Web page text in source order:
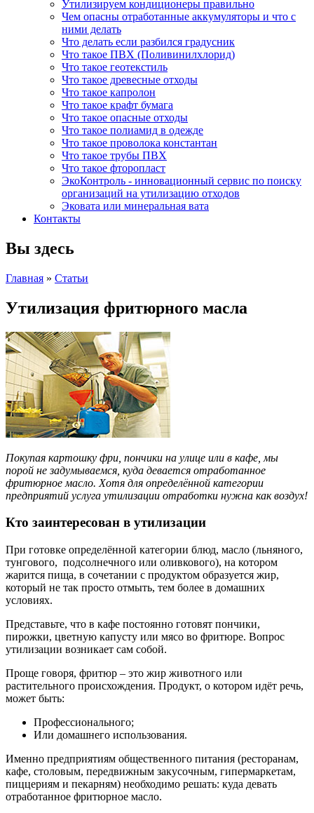
Утилизируем кондиционеры правильно
Чем опасны отработанные аккумуляторы и что с
ними делать
Что делать если разбился градусник
Что такое ПВХ (Поливинилхлорид)
Что такое геотекстиль
Что такое древесные отходы
Что такое капролон
Что такое крафт бумага
Что такое опасные отходы
Что такое полиамид в одежде
Что такое проволока константан
Что такое трубы ПВХ
Что такое фторопласт
ЭкоКонтроль - инновационный сервис по поиску
организаций на утилизацию отходов
Эковата или минеральная вата
Контакты
Вы здесь
Главная » Статьи
Утилизация фритюрного масла
Покупая картошку фри, пончики на улице или в кафе, мы
порой не задумываемся, куда девается отработанное
фритюрное масло. Хотя для определённой категории
предприятий услуга утилизации отработки нужна как воздух!
Кто заинтересован в утилизации
При готовке определённой категории блюд, масло (льняного,
тунгового, подсолнечного или оливкового), на котором
жарится пища, в сочетании с продуктом образуется жир,
который не так просто отмыть, тем более в домашних
условиях.
Представьте, что в кафе постоянно готовят пончики,
пирожки, цветную капусту или мясо во фритюре. Вопрос
утилизации возникает сам собой.
Проще говоря, фритюр – это жир животного или
растительного происхождения. Продукт, о котором идёт речь,
может быть:
Профессионального;
Или домашнего использования.
Именно предприятиям общественного питания (ресторанам,
кафе, столовым, передвижным закусочным, гипермаркетам,
пиццериям и пекарням) необходимо решать: куда девать
отработанное фритюрное масло.